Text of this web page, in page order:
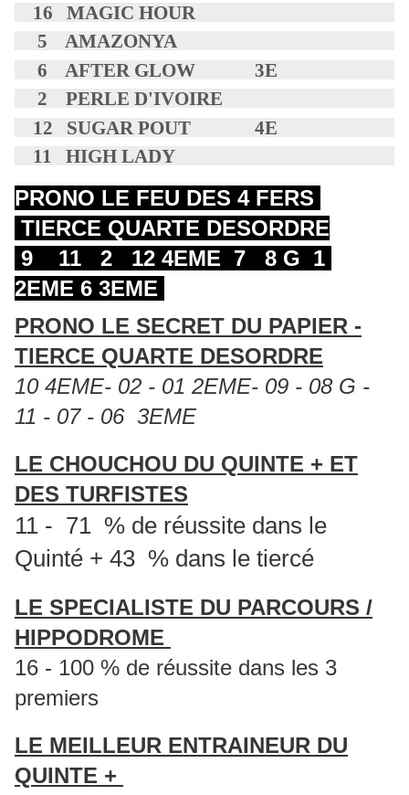
16 MAGIC HOUR
5 AMAZONYA
6 AFTER GLOW 3E
2 PERLE D'IVOIRE
12 SUGAR POUT 4E
11 HIGH LADY
PRONO LE FEU DES 4 FERS
TIERCE QUARTE DESORDRE
9 11 2 12 4EME 7 8 G 1
2EME 6 3EME
PRONO LE SECRET DU PAPIER -
TIERCE QUARTE DESORDRE
10 4EME- 02 - 01 2EME- 09 - 08 G -
11 - 07 - 06 3EME
LE CHOUCHOU DU QUINTE + ET
DES TURFISTES
11 - 71 % de réussite dans le
Quinté + 43 % dans le tiercé
LE SPECIALISTE DU PARCOURS /
HIPPODROME
16 - 100 % de réussite dans les 3
premiers
LE MEILLEUR ENTRAINEUR DU
QUINTE +